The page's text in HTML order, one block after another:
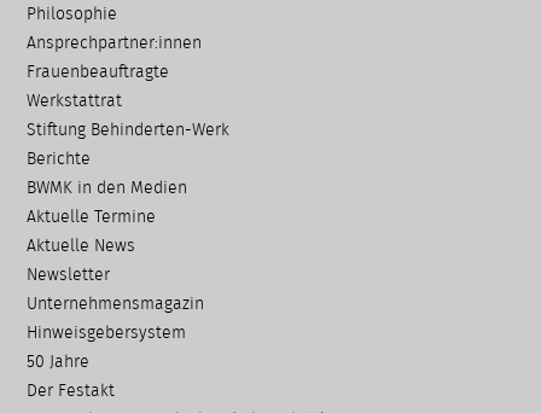
überspringen
Philosophie
Ansprechpartner:innen
Frauenbeauftragte
Werkstattrat
Stiftung Behinderten-Werk
Berichte
BWMK in den Medien
Aktuelle Termine
Aktuelle News
Newsletter
Unternehmensmagazin
Hinweisgebersystem
50 Jahre
Der Festakt